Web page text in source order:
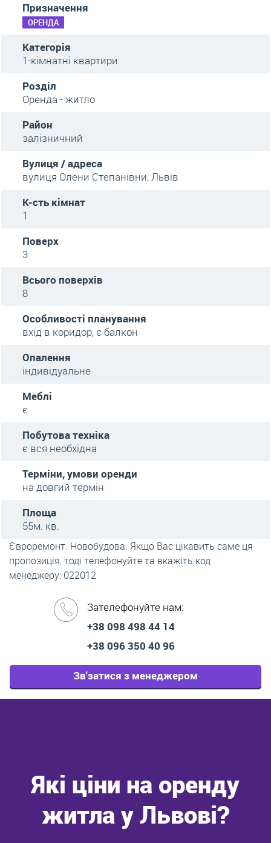
Призначення
ОРЕНДА
Категорія
1-кімнатні квартири
Розділ
Оренда - житло
Район
залізничний
Вулиця / адреса
вулиця Олени Степанівни, Львів
К-сть кімнат
1
Поверх
3
Всього поверхів
8
Особливості планування
вхід в коридор, є балкон
Опалення
індивідуальне
Меблі
є
Побутова техніка
є вся необхідна
Терміни, умови оренди
на довгий термін
Площа
55м. кв.
Євроремонт. Новобудова. Якщо Вас цікавить саме ця
пропозиція, тоді телефонуйте та вкажіть код
менеджеру: 022012
Зателефонуйте нам:
+38 098 498 44 14
+38 096 350 40 96
Зв'затися з менеджером
Які ціни на оренду
житла у Львові?